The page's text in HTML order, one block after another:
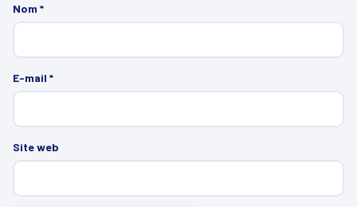
Nom *
E-mail *
Site web